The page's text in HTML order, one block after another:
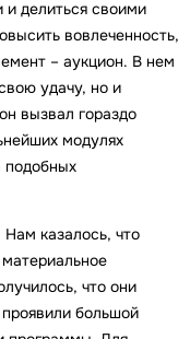
и делиться своими
вовлеченность,
– аукцион. В нем
удачу, но и
вызвал гораздо
модулях
подобных
казалось, что
что они
большой